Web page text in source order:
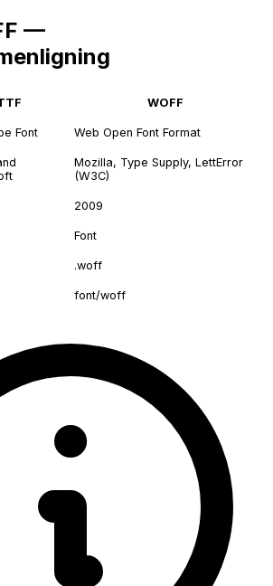
—
WOFF
Font Web Open Font Format
Mozilla, Type Supply, LettError
(W3C)
2009
Font
.woff
font/woff